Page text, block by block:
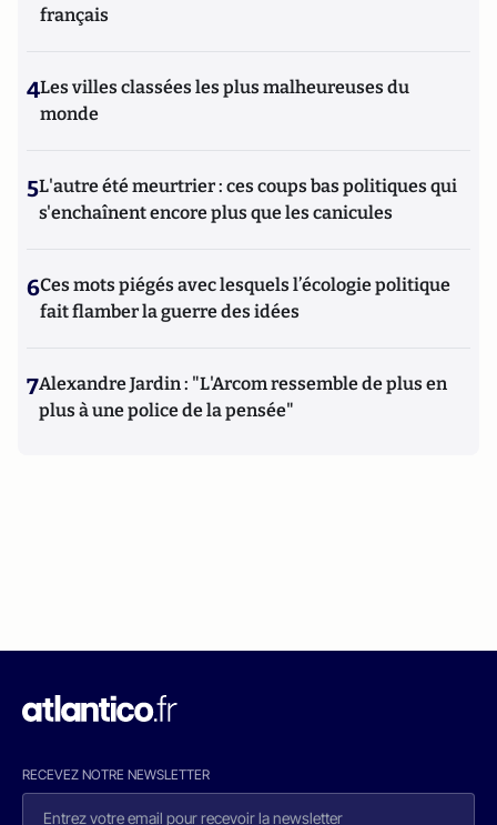
français
4Les villes classées les plus malheureuses du
monde
5L'autre été meurtrier : ces coups bas politiques qui
s'enchaînent encore plus que les canicules
6Ces mots piégés avec lesquels l’écologie politique
fait flamber la guerre des idées
7Alexandre Jardin : "L'Arcom ressemble de plus en
plus à une police de la pensée"
RECEVEZ NOTRE NEWSLETTER